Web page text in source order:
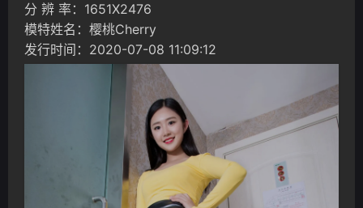
分 辨 率：1651X2476
模特姓名：樱桃Cherry
发行时间：2020-07-08 11:09:12